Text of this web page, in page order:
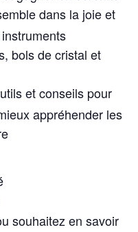
dans la joie et
bols de cristal et
et conseils pour
appréhender les
souhaitez en savoir